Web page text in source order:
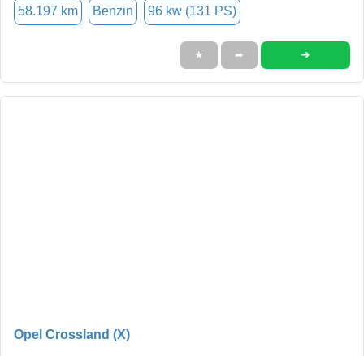
58.197 km Benzin 96 kw (131 PS)
★ ➦ ➜
Opel Crossland (X)